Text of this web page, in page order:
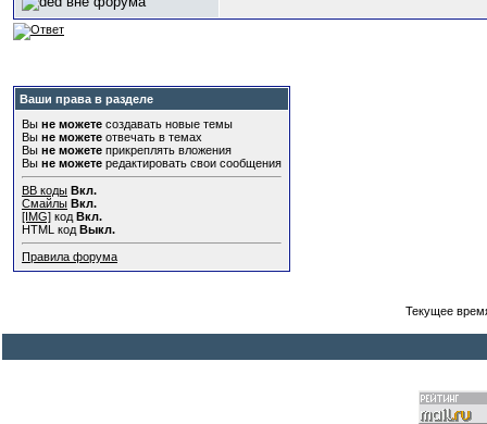
Ваши права в разделе
Вы не можете создавать новые темы
Вы не можете отвечать в темах
Вы не можете прикреплять вложения
Вы не можете редактировать свои сообщения
BB коды Вкл.
Смайлы Вкл.
[IMG] код Вкл.
HTML код Выкл.
Правила форума
Текущее